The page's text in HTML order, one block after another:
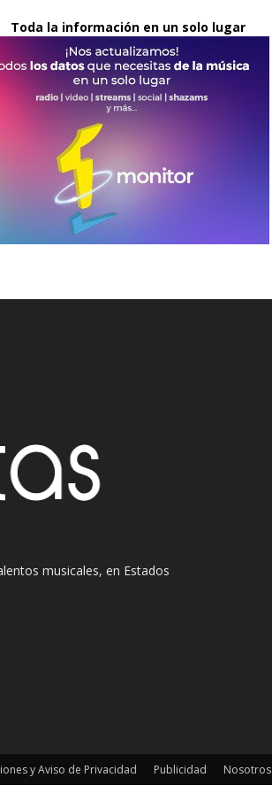
Toda la información en un solo lugar
musicales, en Estados
y Aviso de Privacidad Publicidad Nosotros